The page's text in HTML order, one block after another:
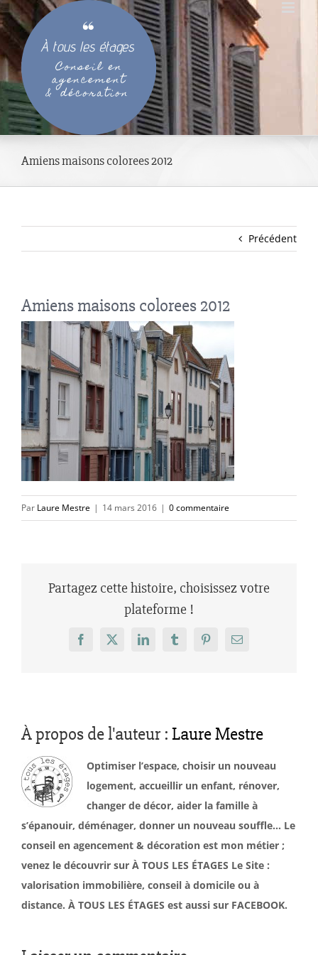
Passer
au
contenu
Amiens maisons colorees 2012
Précédent
Amiens maisons colorees 2012
Par Laure Mestre | 14 mars 2016 | 0 commentaire
Partagez cette histoire, choisissez votre
plateforme !
Facebook
X LinkedInTumblrPinterestEmail
À propos de l'auteur : Laure Mestre
Optimiser l’espace, choisir un nouveau
logement, accueillir un enfant, rénover,
changer de décor, aider la famille à
s’épanouir, déménager, donner un nouveau souffle… Le
conseil en agencement & décoration est mon métier ;
venez le découvrir sur À TOUS LES ÉTAGES Le Site :
valorisation immobilière, conseil à domicile ou à
distance. À TOUS LES ÉTAGES est aussi sur FACEBOOK.